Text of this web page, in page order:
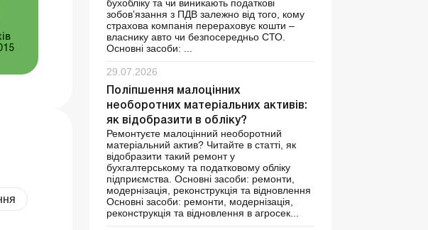
бухобліку та чи виникають податкові
зобов’язання з ПДВ залежно від того, кому
страхова компанія перераховує кошти –
власнику авто чи безпосередньо СТО.
Основні засоби: ...
29.07.2026
Поліпшення малоцінних
необоротних матеріальних активів:
як відобразити в обліку?
Ремонтуєте малоцінний необоротний
матеріальний актив? Читайте в статті, як
відобразити такий ремонт у
бухгалтерському та податковому обліку
підприємства. Основні засоби: ремонти,
модернізація, реконструкція та відновлення
Основні засоби: ремонти, модернізація,
реконструкція та відновлення в агросек...